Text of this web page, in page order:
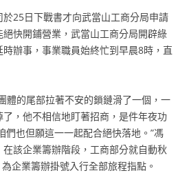
25日下戰書才向武當山工商分局申請
快開鋪營業，武當山工商分局開辟綠
辦事，事業職員始終忙到早晨8時，直
的尾部拉著不安的鎖鏈滑了一個，一
，他不相信地盯著招商，是件年夜功
們也但願這一一起配合絕快落地。”馮
該企業籌辦階段，工商部分就自動秋
企業籌辦掛號入行全部旅程指點。